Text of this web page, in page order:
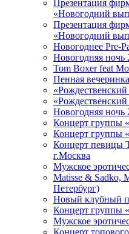
Презентация
«Новогодний
Презентация
«Новогодний
Новогоднее Pre-
Новогодняя ночь
Tom Boxer feat
Пенная
«Рождественский
«Рождественский
Новогодняя ночь
Концерт группы
Концерт группы
Концерт певицы
г.Москва
Мужское
Matissе & Sadko,
Петербург)
Новый клубный
Концерт группы
Мужское
Концерт